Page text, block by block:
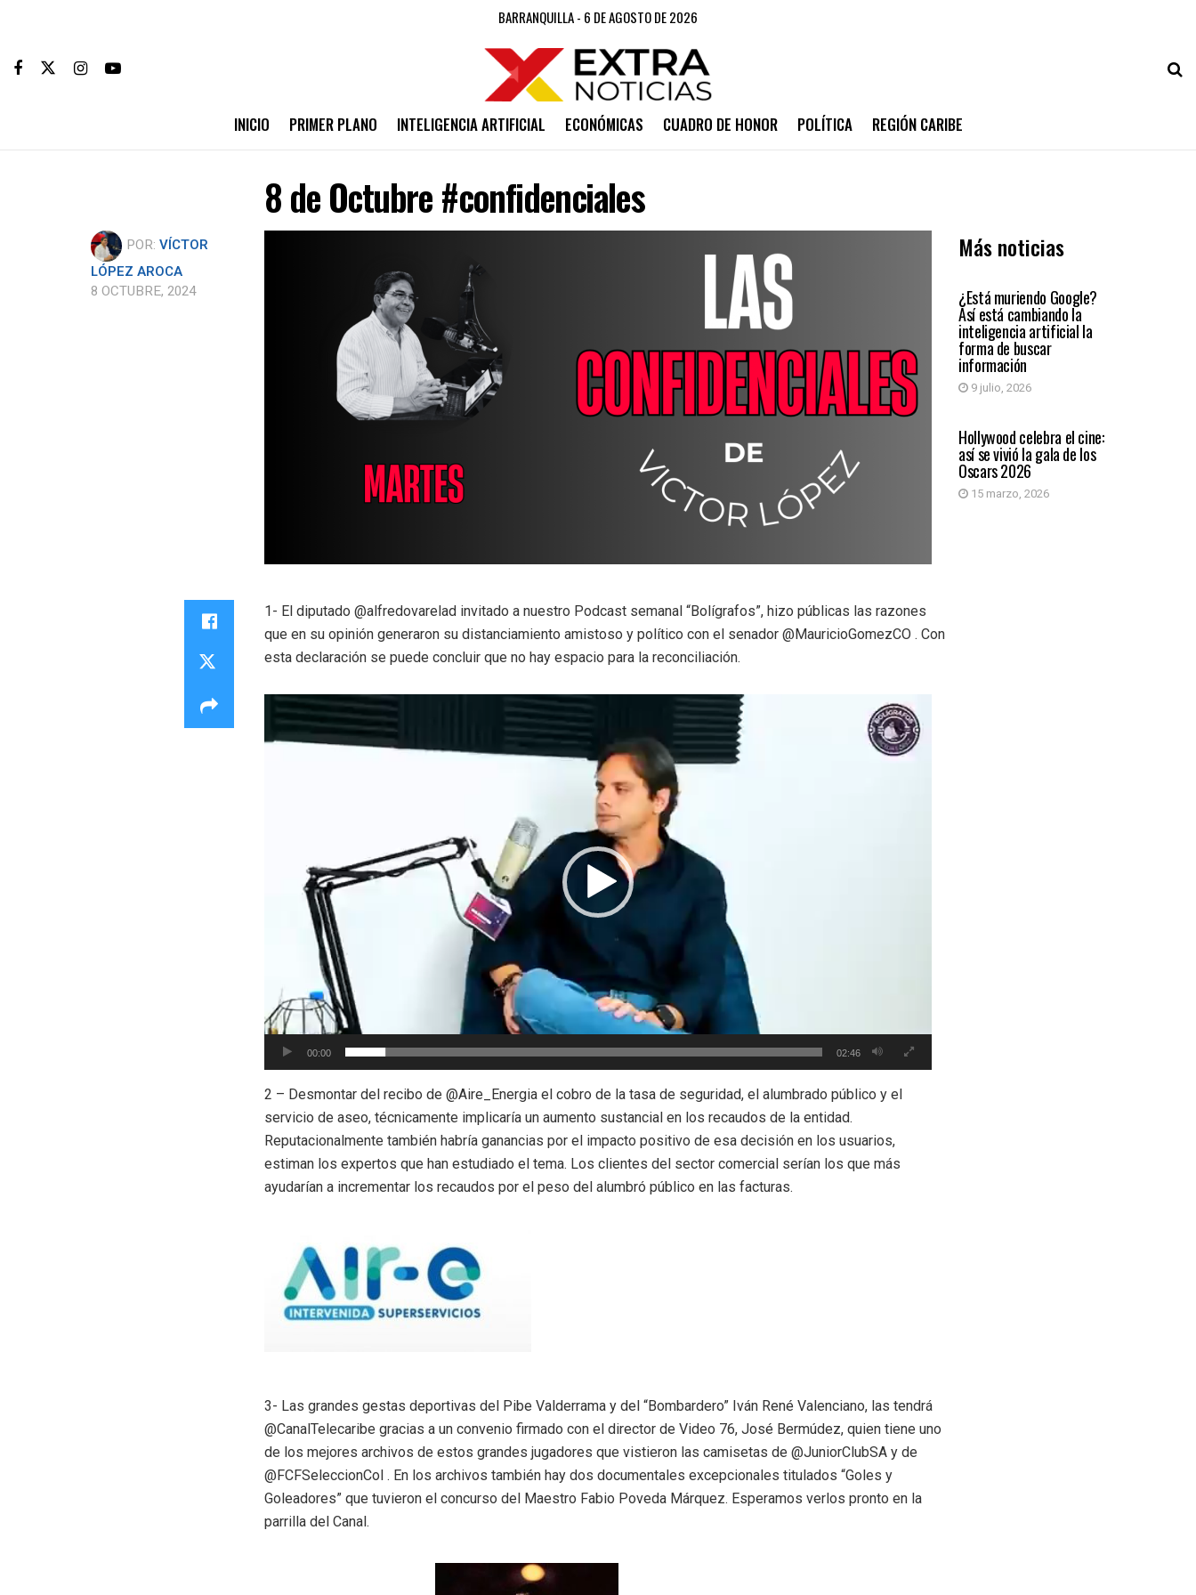
BARRANQUILLA - 6 DE AGOSTO DE 2026
INICIO PRIMER PLANO INTELIGENCIA ARTIFICIAL ECONÓMICAS CUADRO DE HONOR POLÍTICA REGIÓN CARIBE
8 de Octubre #confidenciales
POR: VÍCTOR
LÓPEZ AROCA
8 OCTUBRE, 2024
Más noticias
INTELIGENCIA
ARTIFICIAL
¿Está muriendo Google?
Así está cambiando la
inteligencia artificial la
forma de buscar
información
9 julio, 2026
INTELIGENCIA
ARTIFICIAL
Hollywood celebra el cine:
así se vivió la gala de los
Oscars 2026
15 marzo, 2026
1- El diputado @alfredovarelad invitado a nuestro Podcast semanal “Bolígrafos”, hizo públicas las razones
que en su opinión generaron su distanciamiento amistoso y político con el senador @MauricioGomezCO . Con
esta declaración se puede concluir que no hay espacio para la reconciliación.
Reproductor
00:00 02:46
2 – Desmontar del recibo de @Aire_Energia el cobro de la tasa de seguridad, el alumbrado público y el
servicio de aseo, técnicamente implicaría un aumento sustancial en los recaudos de la entidad.
Reputacionalmente también habría ganancias por el impacto positivo de esa decisión en los usuarios,
estiman los expertos que han estudiado el tema. Los clientes del sector comercial serían los que más
ayudarían a incrementar los recaudos por el peso del alumbró público en las facturas.
3- Las grandes gestas deportivas del Pibe Valderrama y del “Bombardero” Iván René Valenciano, las tendrá
@CanalTelecaribe gracias a un convenio firmado con el director de Video 76, José Bermúdez, quien tiene uno
de los mejores archivos de estos grandes jugadores que vistieron las camisetas de @JuniorClubSA y de
@FCFSeleccionCol . En los archivos también hay dos documentales excepcionales titulados “Goles y
Goleadores” que tuvieron el concurso del Maestro Fabio Poveda Márquez. Esperamos verlos pronto en la
parrilla del Canal.